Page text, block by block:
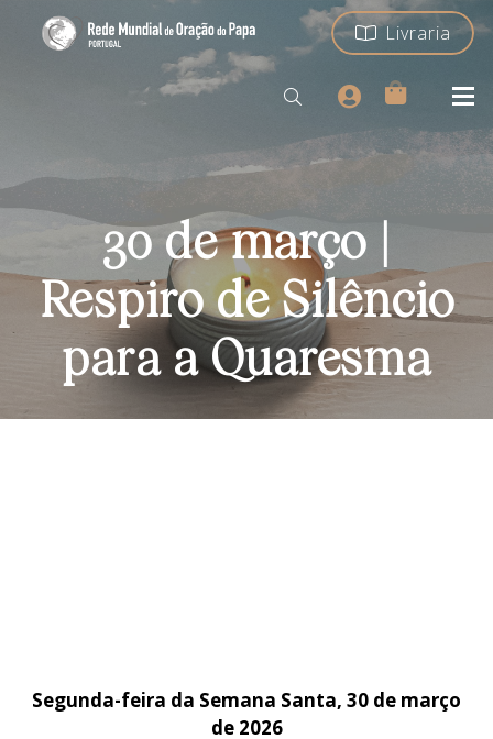
Livraria
30 de março |
Respiro de Silêncio
para a Quaresma
Segunda-feira da Semana Santa, 30 de março
de 2026